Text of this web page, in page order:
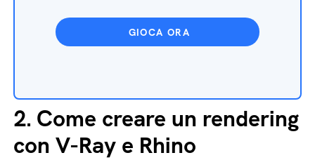
GIOCA ORA
2. Come creare un rendering
con V-Ray e Rhino